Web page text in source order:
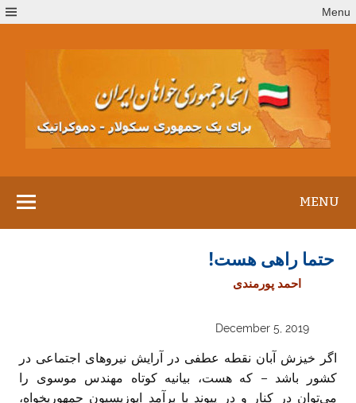
to
Menu
MENU
حتما راهی هست!
احمد پورمندی
December 5, 2019
اگر خیزش آبان نقطه عطفی در آرایش نیروهای اجتماعی در
کشور باشد – که هست، بیانیه کوتاه مهندس موسوی را
می‌توان در کنار و در پیوند با برآمد اپوزیسیون جمهوریخواه،